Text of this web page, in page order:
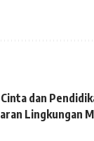
dan
Lingkungan